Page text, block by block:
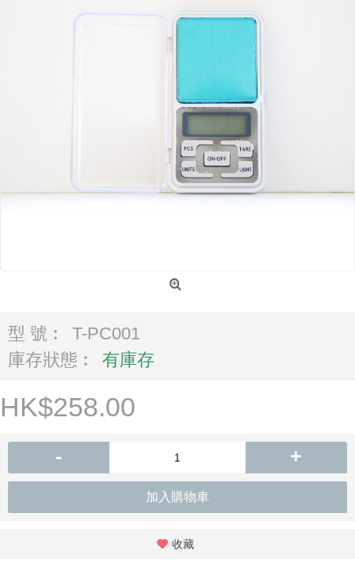
型 號︰
T-PC001
庫存狀態︰
有庫存
HK$258.00
- +
加入購物車
收藏